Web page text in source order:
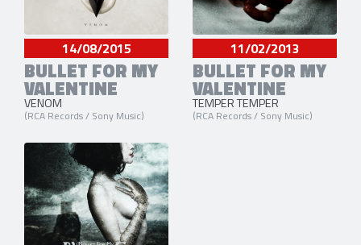
14/08/2015
BULLET FOR MY
VALENTINE
VENOM
(RCA Records / Sony Music)
11/02/2013
BULLET FOR MY
VALENTINE
TEMPER TEMPER
(RCA Records / Sony Music)